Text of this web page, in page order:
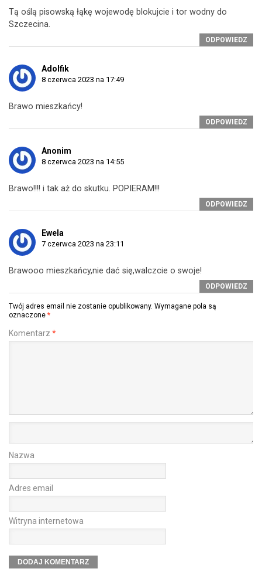
Tą oślą pisowską łąkę wojewodę blokujcie i tor wodny do
Szczecina.
ODPOWIEDZ
Adolfik
8 czerwca 2023 na 17:49
Brawo mieszkańcy!
ODPOWIEDZ
Anonim
8 czerwca 2023 na 14:55
Brawo!!!! i tak aż do skutku. POPIERAM!!!
ODPOWIEDZ
Ewela
7 czerwca 2023 na 23:11
Brawooo mieszkańcy,nie dać się,walczcie o swoje!
ODPOWIEDZ
Twój adres email nie zostanie opublikowany. Wymagane pola są
oznaczone *
Komentarz *
Nazwa
Adres email
Witryna internetowa